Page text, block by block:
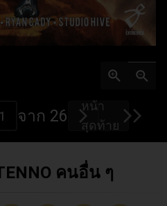
จาก 26
หน้า
สุดท้าย
คนอื่น ๆ